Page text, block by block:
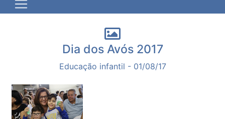
Dia dos Avós 2017
Educação infantil - 01/08/17